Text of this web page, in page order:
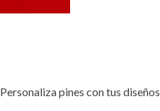
, Personaliza pines con tus diseños,